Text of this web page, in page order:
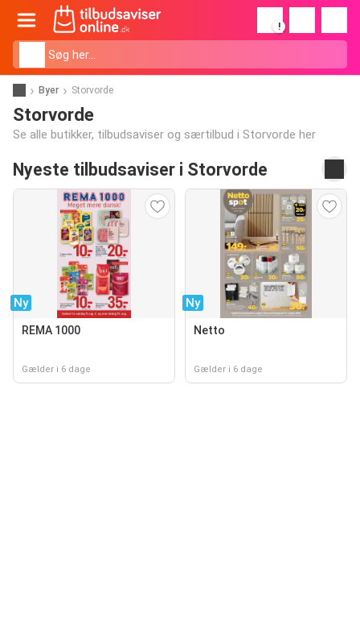
!
Byer Storvorde
Storvorde
Se alle butikker, tilbudsaviser og særtilbud i Storvorde her
Nyeste tilbudsaviser i Storvorde
Ny
REMA 1000
Gælder i 6 dage
Ny
Netto
Gælder i 6 dage